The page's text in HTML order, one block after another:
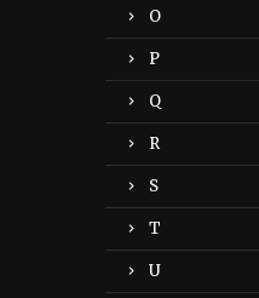
O
P
Q
R
S
T
U